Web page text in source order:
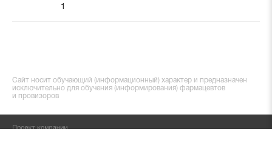
1
Сайт носит обучающий (информационный) характер и предназначен
исключительно для обучения (информирования) фармацевтов
и провизоров